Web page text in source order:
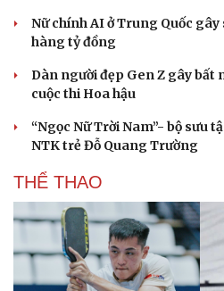
Du lịch
Săn Tour
check-in
Nữ chính AI ở Trung Quốc
hàng tỷ đồng
Dàn người đẹp Gen Z gây bất
cuộc thi Hoa hậu
“Ngọc Nữ Trời Nam”- bộ sưu
NTK trẻ Đỗ Quang Trường
THỂ THAO